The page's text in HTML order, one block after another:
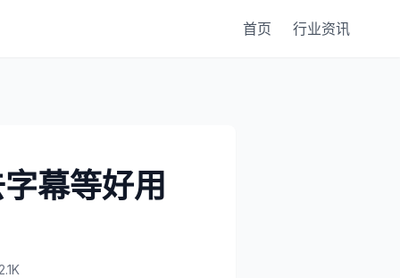
首页 行业资讯
幕等好用